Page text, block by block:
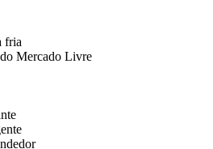
fria
Mercado Livre